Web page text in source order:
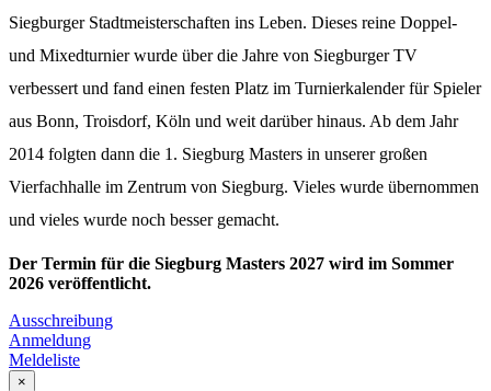
Siegburger Stadtmeisterschaften ins Leben. Dieses reine Doppel-
und Mixedturnier wurde über die Jahre von Siegburger TV
verbessert und fand einen festen Platz im Turnierkalender für Spieler
aus Bonn, Troisdorf, Köln und weit darüber hinaus. Ab dem Jahr
2014 folgten dann die 1. Siegburg Masters in unserer großen
Vierfachhalle im Zentrum von Siegburg. Vieles wurde übernommen
und vieles wurde noch besser gemacht.
Der Termin für die Siegburg Masters 2027 wird im Sommer
2026 veröffentlicht.
Ausschreibung
Anmeldung
Meldeliste
×